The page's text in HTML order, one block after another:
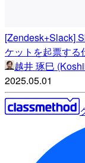
[Zendesk+Slack]
ケットを起票する
越井 琢巳
2025.05.01